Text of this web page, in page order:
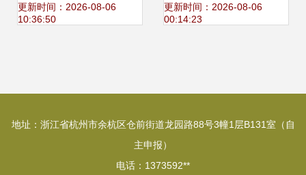
康密码与农副产品
更新时间：2026-08-06
10:36:50
领区域茶企与农副
更新时间：2026-08-06
00:14:23
地址：浙江省杭州市余杭区仓前街道龙园路88号3幢1层B131室（自
主申报）
电话：1373592**